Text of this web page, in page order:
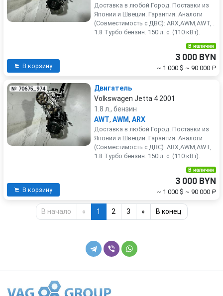
Доставка в любой Город. Поставки из
Японии и Швеции. Гарантия. Аналоги
(Совместимость с ДВС): ARX,AWM,AWT, .
1.8 Турбо бензин. 150 л. с. (110 кВт).
В корзину
В наличии
3 000 BYN
~ 1 000 $ ~ 90 000 ₽
№ 70675_974
Двигатель
Volkswagen Jetta 4 2001
1.8 л., бензин
AWT, AWM, ARX
Доставка в любой Город. Поставки из
Японии и Швеции. Гарантия. Аналоги
(Совместимость с ДВС): ARX,AWM,AWT, .
1.8 Турбо бензин. 150 л. с. (110 кВт).
В корзину
В наличии
3 000 BYN
~ 1 000 $ ~ 90 000 ₽
В начало « 1 2 3 » В конец